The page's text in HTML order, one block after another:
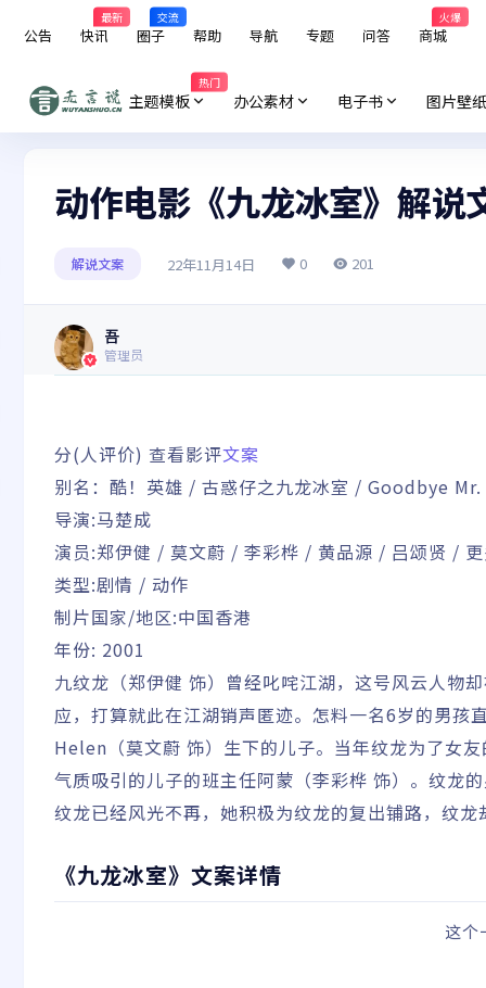
公告 快讯
最新
圈子
交流
帮助 导航 专题 问答 商城
火爆
主题模板
热门
办公素材 电子书 图片壁纸
动作电影《九龙冰室》解说
解说文案 22年11月14日 0 201
吾
管理员
分(人评价) 查看影评文案
别名：酷！英雄 / 古惑仔之九龙冰室 / Goodbye
导演:马楚成
演员:郑伊健 / 莫文蔚 / 李彩桦 / 黄品源 / 吕颂贤 /
类型:剧情 / 动作
制片国家/地区:中国香港
年份: 2001
九纹龙（郑伊健 饰）曾经叱咤江湖，这号风云人
应，打算就此在江湖销声匿迹。怎料一名6岁的男孩
Helen（莫文蔚 饰）生下的儿子。当年纹龙为了女
气质吸引的儿子的班主任阿蒙（李彩桦 饰）。纹龙
纹龙已经风光不再，她积极为纹龙的复出铺路，纹龙
《九龙冰室》文案详情
这个